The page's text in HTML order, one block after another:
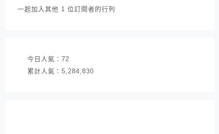
件
一起加入其他 1 位訂閱者的行列
今日人氣： 72
累計人氣： 5,284,830